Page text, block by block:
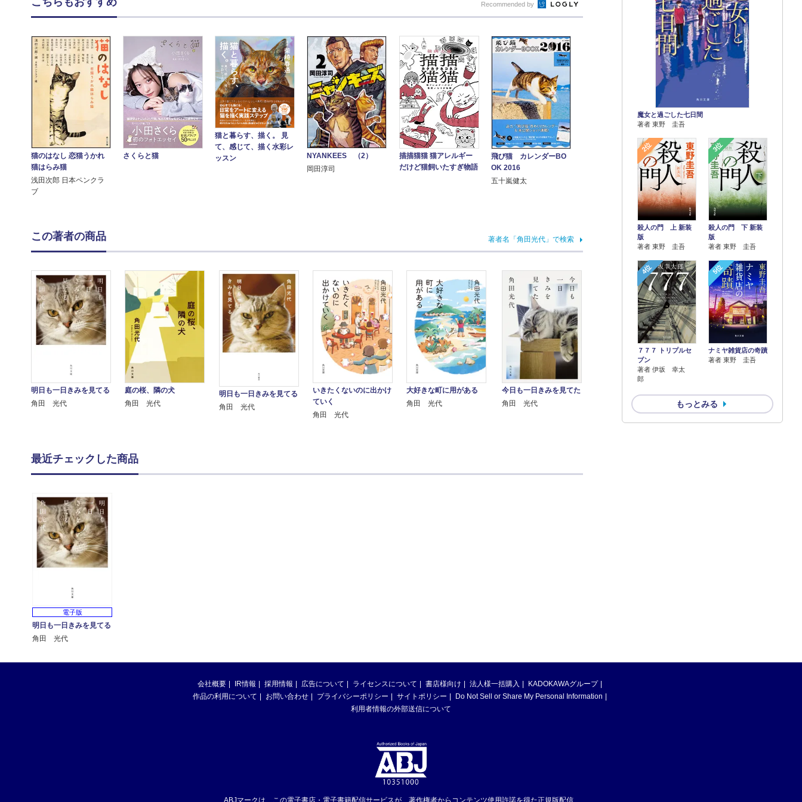
魔女と過ごした七日間
著者 東野 圭吾
2位
殺人の門 上 新装
版
著者 東野 圭吾
3位
殺人の門 下 新装
版
著者 東野 圭吾
4位
７７７ トリプルセ
ブン
著者 伊坂 幸太
郎
5位
ナミヤ雑貨店の奇蹟
著者 東野 圭吾
もっとみる
Recommended by
猫のはなし 恋猫うかれ
猫はらみ猫
浅田次郎 日本ペンクラ
ブ
さくらと猫
猫と暮らす、描く。 見
て、感じて、描く水彩レ
ッスン
NYANKEES （2）
岡田淳司
描描猫猫 猫アレルギー
だけど猫飼いたすぎ物語
飛び猫 カレンダーBO
OK 2016
五十嵐健太
この著者の商品 著者名「角田光代」で検索
明日も一日きみを見てる
角田 光代
庭の桜、隣の犬
角田 光代
明日も一日きみを見てる
角田 光代
いきたくないのに出かけ
ていく
角田 光代
大好きな町に用がある
角田 光代
今日も一日きみを見てた
角田 光代
最近チェックした商品
電子版
明日も一日きみを見てる
角田 光代
会社概要 IR情報 採用情報 広告について ライセンスについて 書店様向け 法人様一括購入
KADOKAWAグループ
作品の利用について
お問い合わせ プライバシーポリシー サイトポリシー
Do Not Sell or Share My Personal Information
利用者情報の外部送信について